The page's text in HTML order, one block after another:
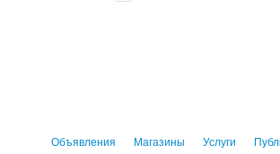
Объявления Магазины Услуги